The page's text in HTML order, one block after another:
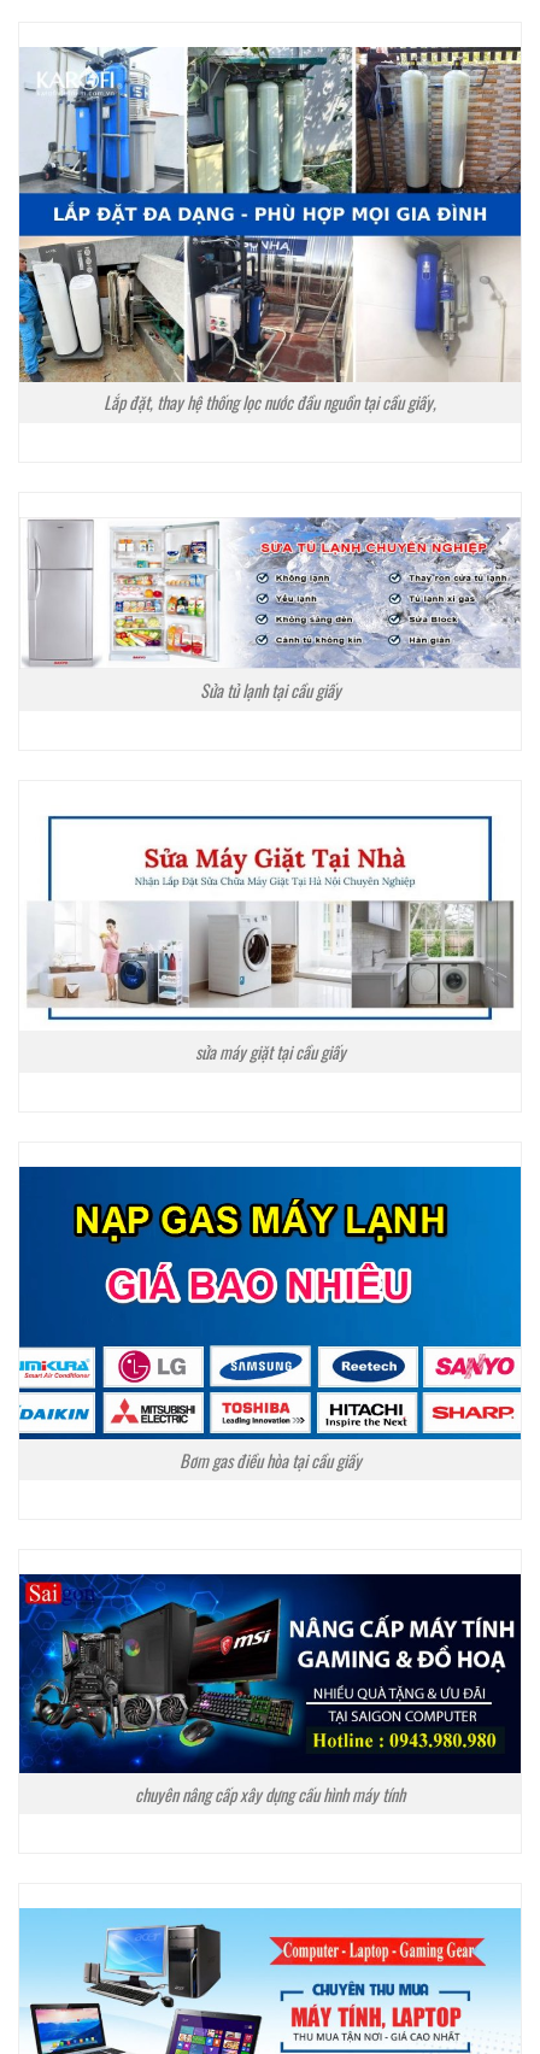
Lắp đặt, thay hệ thống lọc nước đầu nguồn tại cầu giấy,
Sửa tủ lạnh tại cầu giấy
sửa máy giặt tại cầu giấy
Bơm gas điều hòa tại cầu giấy
chuyên nâng cấp xây dựng cấu hình máy tính